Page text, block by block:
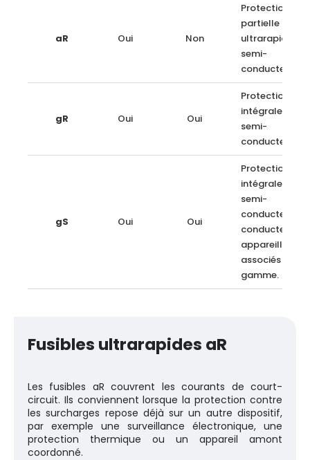
aR Oui Non
Protection
partielle
ultrarapide
semi-
conducteurs.
gR Oui Oui
Protection
intégrale
semi-
conducteurs.
gS Oui Oui
Protection
intégrale
semi-
conducteurs,
appareillages
associés
gamme.
Fusibles ultrarapides aR
Les fusibles aR couvrent les courants de court-
circuit. Ils conviennent lorsque la protection contre
les surcharges repose déjà sur un autre dispositif,
par exemple une surveillance électronique, une
protection thermique ou un appareil amont
coordonné.